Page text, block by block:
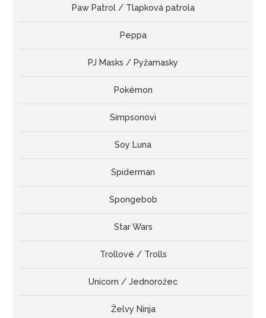
Paw Patrol / Tlapková patrola
Peppa
PJ Masks / Pyžamasky
Pokémon
Simpsonovi
Soy Luna
Spiderman
Spongebob
Star Wars
Trollové / Trolls
Unicorn / Jednorožec
Želvy Ninja